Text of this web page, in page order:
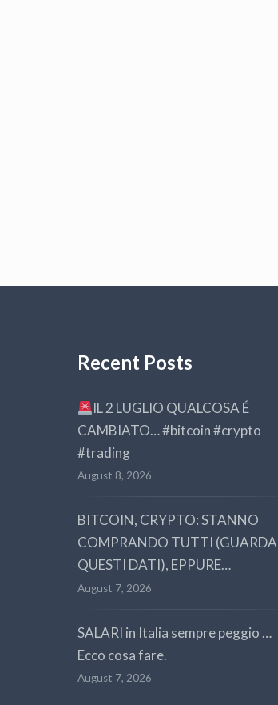
Recent Posts
IL 2 LUGLIO QUALCOSA É
CAMBIATO… #bitcoin #crypto
#trading
August 8, 2026
BITCOIN, CRYPTO: STANNO
COMPRANDO TUTTI (GUARDA
QUESTI DATI), EPPURE…
August 7, 2026
SALARI in Italia sempre peggio …
Ecco cosa fare.
August 7, 2026